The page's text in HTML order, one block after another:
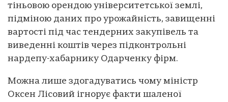
тіньовою орендою університетської землі,
підміною даних про урожайність, завищенні
вартості під час тендерних закупівель та
виведенні коштів через підконтрольні
нардепу-хабарнику Одарченку фірм.
Можна лише здогадуватись чому міністр
Оксен Лісовий ігнорує факти шаленої